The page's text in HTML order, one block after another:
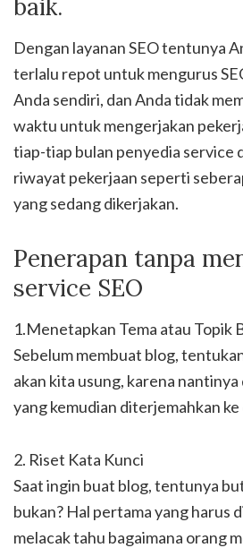
baik.
Dengan layanan SEO tentunya
terlalu repot untuk mengurus
Anda sendiri, dan Anda tidak
waktu untuk mengerjakan
tiap-tiap bulan penyedia service
riwayat pekerjaan seperti
yang sedang dikerjakan.
Penerapan tanpa
service SEO
1.Menetapkan Tema atau Topik
Sebelum membuat blog,
akan kita usung, karena
yang kemudian diterjemahkan
2. Riset Kata Kunci
Saat ingin buat blog, tentunya
bukan? Hal pertama yang harus
melacak tahu bagaimana orang